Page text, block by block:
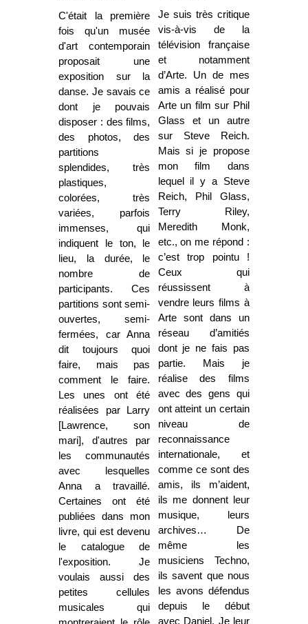
C'était la première
fois qu'un musée
d'art contemporain
proposait une
exposition sur la
danse. Je savais ce
dont je pouvais
disposer : des films,
des photos, des
partitions
splendides, très
plastiques,
colorées, très
variées, parfois
immenses, qui
indiquent le ton, le
lieu, la durée, le
nombre de
participants. Ces
partitions sont semi-
ouvertes, semi-
fermées, car Anna
dit toujours quoi
faire, mais pas
comment le faire.
Les unes ont été
réalisées par Larry
[Lawrence, son
mari], d'autres par
les communautés
avec lesquelles
Anna a travaillé.
Certaines ont été
publiées dans mon
livre, qui est devenu
le catalogue de
l'exposition. Je
voulais aussi des
petites cellules
musicales qui
Je suis très critique
vis-à-vis de la
télévision française
et notamment
d’Arte. Un de mes
amis a réalisé pour
Arte un film sur Phil
Glass et un autre
sur Steve Reich.
Mais si je propose
mon film dans
lequel il y a Steve
Reich, Phil Glass,
Terry Riley,
Meredith Monk,
etc., on me répond :
c’est trop pointu !
Ceux qui
réussissent à
vendre leurs films à
Arte sont dans un
réseau d’amitiés
dont je ne fais pas
partie. Mais je
réalise des films
avec des gens qui
ont atteint un certain
niveau de
reconnaissance
internationale, et
comme ce sont des
amis, ils m’aident,
ils me donnent leur
musique, leurs
archives… De
même les
musiciens Techno,
ils savent que nous
les avons défendus
depuis le début
avec Daniel. Je leur